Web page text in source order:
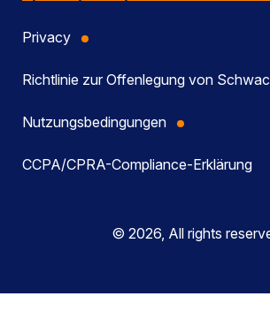
Privacy
Richtlinie zur Offenlegung von
Nutzungsbedingungen
CCPA/CPRA-Compliance-Erklärung
© 2026, All rights